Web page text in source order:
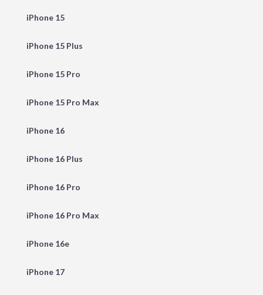
iPhone 15
iPhone 15 Plus
iPhone 15 Pro
iPhone 15 Pro Max
iPhone 16
iPhone 16 Plus
iPhone 16 Pro
iPhone 16 Pro Max
iPhone 16e
iPhone 17